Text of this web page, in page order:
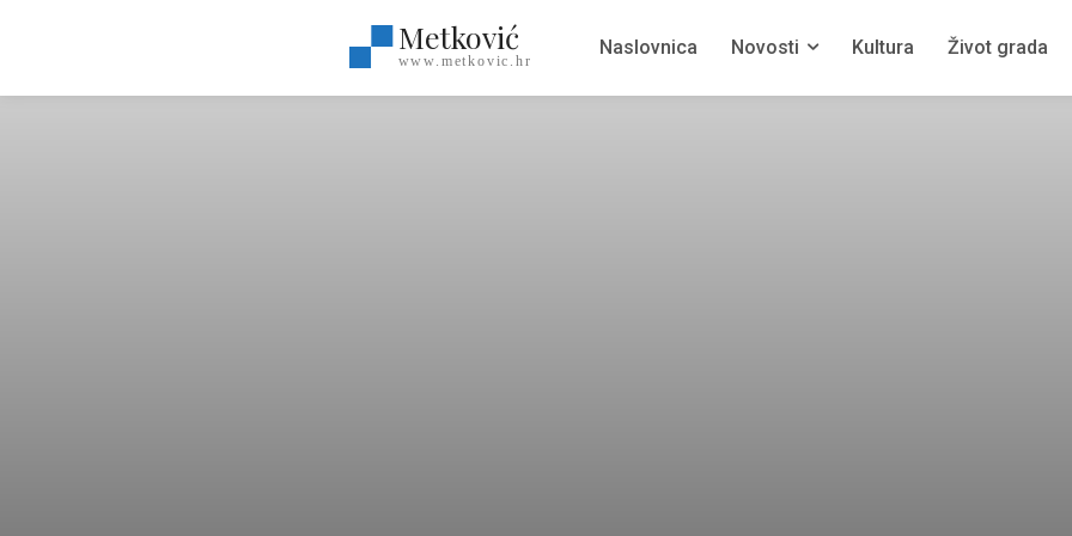
Metković
www.metkovic.hr
Naslovnica Novosti Kultura Život grada